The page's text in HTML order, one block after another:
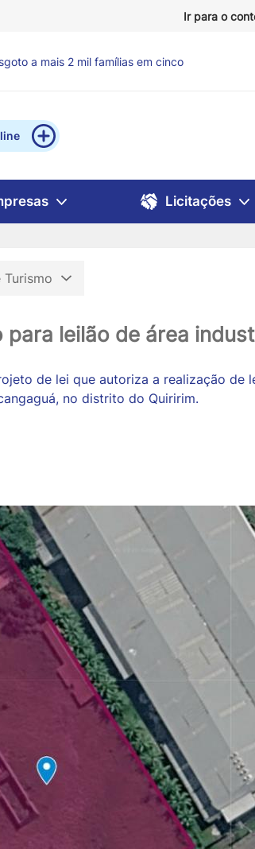
Ir para o
a famílias em situação de
Licitações
leilão de área
de lei que autoriza a realização
no distrito do Quiririm.